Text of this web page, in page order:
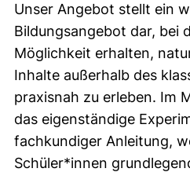
Unser Angebot stellt ein
Bildungsangebot dar, bei
Möglichkeit erhalten,
Inhalte außerhalb des
praxisnah zu erleben. Im
das eigenständige
fachkundiger Anleitung,
Schüler*innen